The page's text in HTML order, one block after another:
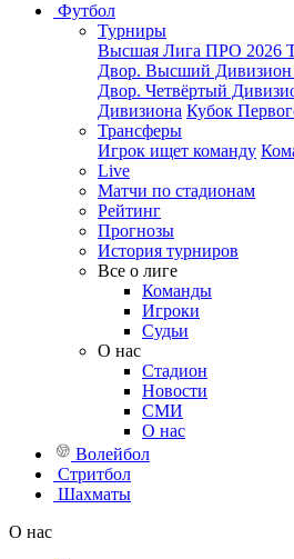
Футбол
Турниры
Высшая Лига ПРО 2026
Двор. Высший Дивизион
Двор. Четвёртый
Дивизиона Кубок
Трансферы
Игрок ищет команду
Live
Матчи по стадионам
Рейтинг
Прогнозы
История турниров
Все о лиге
Команды
Игроки
Судьи
О нас
Стадион
Новости
СМИ
О нас
Волейбол
Стритбол
Шахматы
О нас